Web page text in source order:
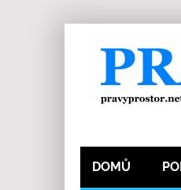
DOMŮ